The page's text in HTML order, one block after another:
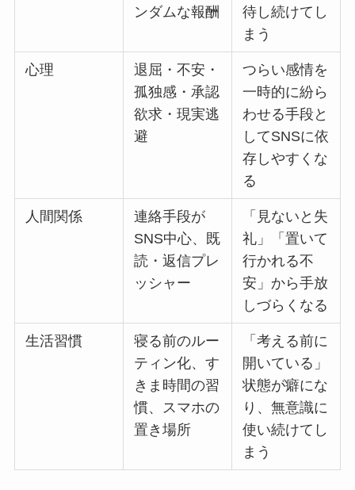
ンダムな報酬
待し続けてし
まう
心理
退屈・不安・
孤独感・承認
欲求・現実逃
避
つらい感情を
一時的に紛ら
わせる手段と
してSNSに依
存しやすくな
る
人間関係
連絡手段が
SNS中心、既
読・返信プレ
ッシャー
「見ないと失
礼」「置いて
行かれる不
安」から手放
しづらくなる
生活習慣
寝る前のルー
ティン化、す
きま時間の習
慣、スマホの
置き場所
「考える前に
開いている」
状態が癖にな
り、無意識に
使い続けてし
まう